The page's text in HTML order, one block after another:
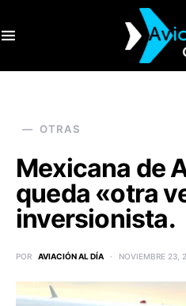
OTRAS
Mexicana de
queda «otra
inversionista.
POR AVIACIÓN AL DÍA NOVIEMBRE 23,